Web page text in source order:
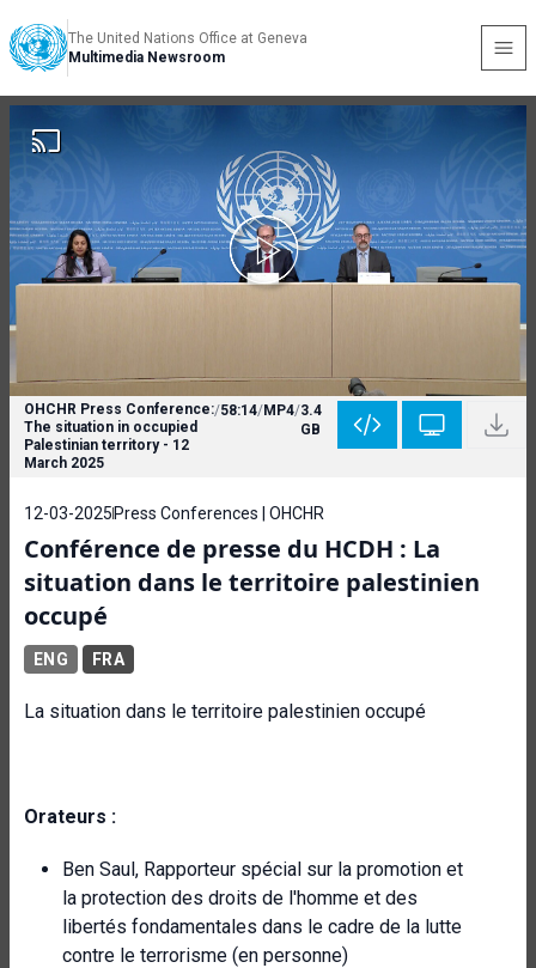
The United Nations Office at Geneva
Multimedia Newsroom
OHCHR Press Conference:
The situation in occupied
Palestinian territory - 12
March 2025
/58:14/MP4/3.4
GB
12-03-2025 Press Conferences | OHCHR
Conférence de presse du HCDH : La
situation dans le territoire palestinien
occupé
ENG FRA
La situation dans le territoire palestinien occupé
Orateurs :
Ben Saul, Rapporteur spécial sur la promotion et
la protection des droits de l'homme et des
libertés fondamentales dans le cadre de la lutte
contre le terrorisme (en personne)